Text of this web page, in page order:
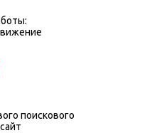
поискового